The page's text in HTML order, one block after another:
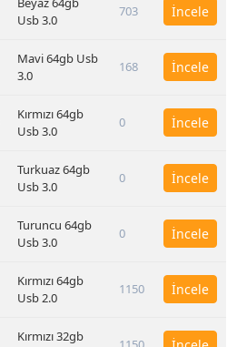
Usb 3.0
703 İncele
Mavi 64gb Usb
3.0
168 İncele
Kırmızı 64gb
Usb 3.0
0 İncele
Turkuaz 64gb
Usb 3.0
0 İncele
Turuncu 64gb
Usb 3.0
0 İncele
Kırmızı 64gb
Usb 2.0
1150 İncele
Kırmızı 32gb